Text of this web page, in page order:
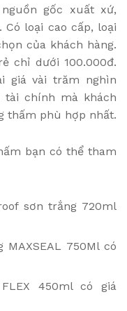
gốc xuất xứ,
loại cao cấp, loại
của khách hàng.
chỉ dưới 100.000đ.
giá vài trăm nghìn
tài chính mà khách
thấm phù hợp nhất.
bạn có thể tham
sơn trắng 720ml
750Ml có
450ml có giá